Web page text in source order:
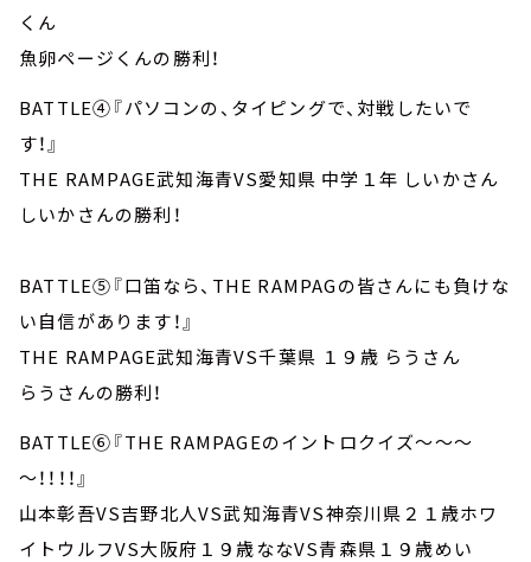
くん
魚卵ページくんの勝利！
BATTLE④『パソコンの、タイピングで、対戦したいで
す！』
THE RAMPAGE武知海青VS愛知県 中学１年 しいかさん
しいかさんの勝利！
BATTLE⑤『口笛なら、THE RAMPAGの皆さんにも負けな
い自信があります！』
THE RAMPAGE武知海青VS千葉県 １９歳 らうさん
らうさんの勝利！
BATTLE⑥『THE RAMPAGEのイントロクイズ～～～
～！！！！』
山本彰吾VS吉野北人VS武知海青VS神奈川県２１歳ホワ
イトウルフVS大阪府１９歳ななVS青森県１９歳めい